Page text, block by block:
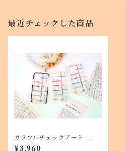
最近チェックした商品
カラフルチェックアート ク
ッションバンパークリアケー
¥3,960